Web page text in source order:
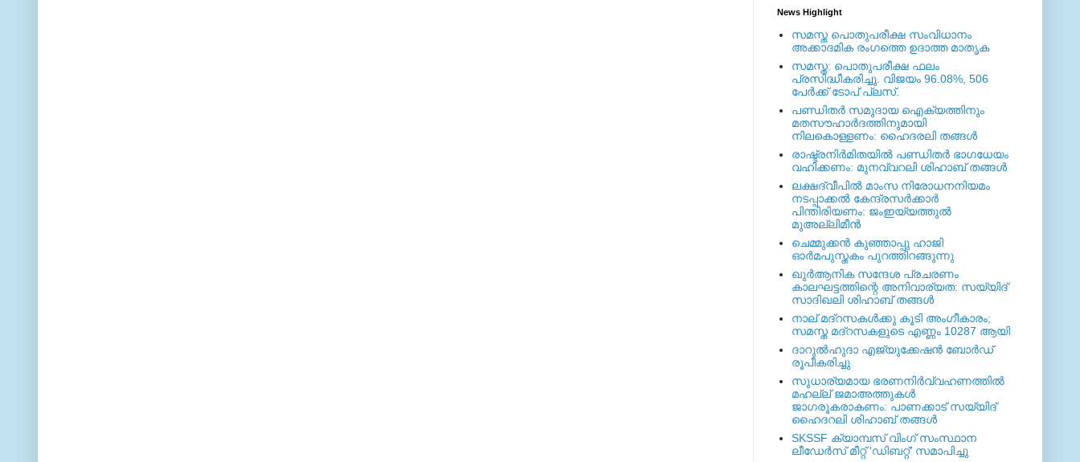
News Highlight
സമസ്ത പൊതുപരീക്ഷ സംവിധാനം
അക്കാദമിക രംഗത്തെ ഉദാത്ത മാതൃക
സമസ്ത: പൊതുപരീക്ഷ ഫലം
പ്രസിദ്ധീകരിച്ചു. വിജയം 96.08%, 506
പേര്‍ക്ക് ടോപ് പ്ലസ്.
പണ്ഡിതര്‍ സമുദായ ഐക്യത്തിനും
മതസൗഹാര്‍ദത്തിനുമായി
നിലകൊള്ളണം: ഹൈദരലി തങ്ങള്‍
രാഷ്ട്രനിര്‍മിതയില്‍ പണ്ഡിതര്‍ ഭാഗധേയം
വഹിക്കണം: മുനവ്വറലി ശിഹാബ് തങ്ങള്‍
ലക്ഷദ്വീപില്‍ മാംസ നിരോധനനിയമം
നടപ്പാക്കല്‍ കേന്ദ്രസര്‍ക്കാര്‍
പിന്തിരിയണം: ജംഇയ്യത്തുല്‍
മുഅല്ലിമീന്‍
ചെമ്മുക്കന്‍ കുഞ്ഞാപ്പു ഹാജി
ഓര്‍മപുസ്തകം പുറത്തിറങ്ങുന്നു
ഖുര്‍ആനിക സന്ദേശ പ്രചരണം
കാലഘട്ടത്തിന്റെ അനിവാര്യത: സയ്യിദ്
സാദിഖലി ശിഹാബ് തങ്ങള്‍
നാല് മദ്‌റസകള്‍ക്കു കൂടി അംഗീകാരം;
സമസ്ത മദ്‌റസകളുടെ എണ്ണം 10287 ആയി
ദാറുല്‍ഹുദാ എജ്യുക്കേഷന്‍ ബോര്‍ഡ്
രൂപീകരിച്ചു
സുധാര്യമായ ഭരണനിര്‍വ്വഹണത്തില്‍
മഹല്ല് ജമാഅത്തുകള്‍
ജാഗരൂകരാകണം: പാണക്കാട് സയ്യിദ്
ഹൈദറലി ശിഹാബ് തങ്ങള്‍
SKSSF ക്യാമ്പസ് വിംഗ് സംസ്ഥാന
ലീഡേർസ് മീറ്റ് 'ഡിബറ്റ്' സമാപിച്ചു